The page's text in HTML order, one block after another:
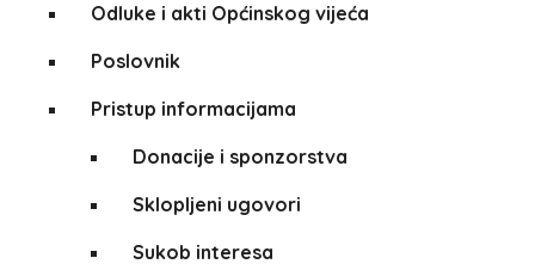
Odluke i akti Općinskog vijeća
Poslovnik
Pristup informacijama
Donacije i sponzorstva
Sklopljeni ugovori
Sukob interesa